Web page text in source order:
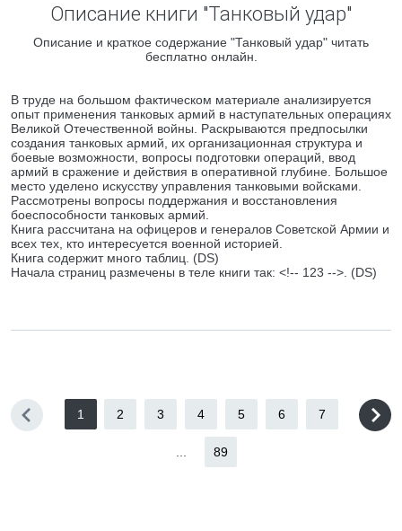
Описание книги "Танковый удар"
Описание и краткое содержание "Танковый удар" читать
бесплатно онлайн.
В труде на большом фактическом материале анализируется
опыт применения танковых армий в наступательных операциях
Великой Отечественной войны. Раскрываются предпосылки
создания танковых армий, их организационная структура и
боевые возможности, вопросы подготовки операций, ввод
армий в сражение и действия в оперативной глубине. Большое
место уделено искусству управления танковыми войсками.
Рассмотрены вопросы поддержания и восстановления
боеспособности танковых армий.
Книга рассчитана на офицеров и генералов Советской Армии и
всех тех, кто интересуется военной историей.
Книга содержит много таблиц. (DS)
Начала страниц размечены в теле книги так: <!-- 123 -->. (DS)
1 2 3 4 5 6 7
89